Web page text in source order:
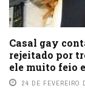
Casal gay
rejeitado por
ele muito feio
24 DE FEVEREIRO